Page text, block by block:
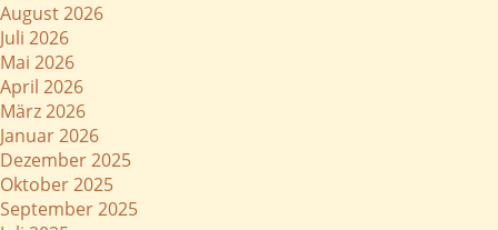
August 2026
Juli 2026
Mai 2026
April 2026
März 2026
Januar 2026
Dezember 2025
Oktober 2025
September 2025